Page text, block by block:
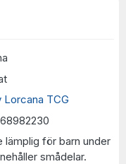
Lorcana TCG
för barn under
smådelar.